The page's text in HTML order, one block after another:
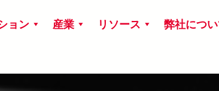
ョン 産業 リソース 弊社につ